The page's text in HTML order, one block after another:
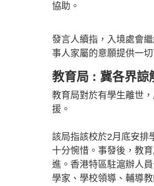
協助。
發言人續指，入境處會
事人家屬的意願提供一切
教育局 : 冀各界諒
教育局對於有學生離世
援。
該局指該校於2月底安排
十分惋惜。事發後，教
進。香港特區駐滬辦人
學家、學校領導、輔導